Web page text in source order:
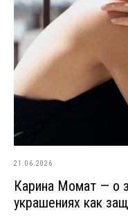
21.06.2026
Карина Момат — о
украшениях как